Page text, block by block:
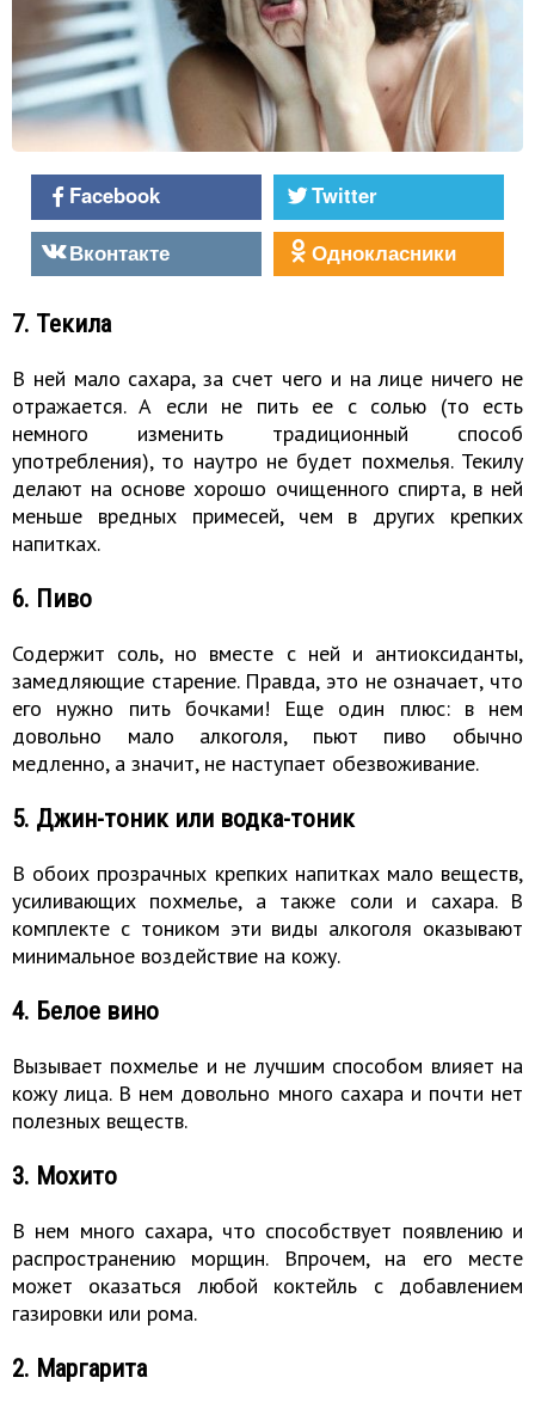
Facebook
Twitter
Вконтакте
Однокласники
7. Текила
В ней мало сахара, за счет чего и на лице ничего не
отражается. А если не пить ее с солью (то есть
немного изменить традиционный способ
употребления), то наутро не будет похмелья. Текилу
делают на основе хорошо очищенного спирта, в ней
меньше вредных примесей, чем в других крепких
напитках.
6. Пиво
Содержит соль, но вместе с ней и антиоксиданты,
замедляющие старение. Правда, это не означает, что
его нужно пить бочками! Еще один плюс: в нем
довольно мало алкоголя, пьют пиво обычно
медленно, а значит, не наступает обезвоживание.
5. Джин-тоник или водка-тоник
В обоих прозрачных крепких напитках мало веществ,
усиливающих похмелье, а также соли и сахара. В
комплекте с тоником эти виды алкоголя оказывают
минимальное воздействие на кожу.
4. Белое вино
Вызывает похмелье и не лучшим способом влияет на
кожу лица. В нем довольно много сахара и почти нет
полезных веществ.
3. Мохито
В нем много сахара, что способствует появлению и
распространению морщин. Впрочем, на его месте
может оказаться любой коктейль с добавлением
газировки или рома.
2. Маргарита